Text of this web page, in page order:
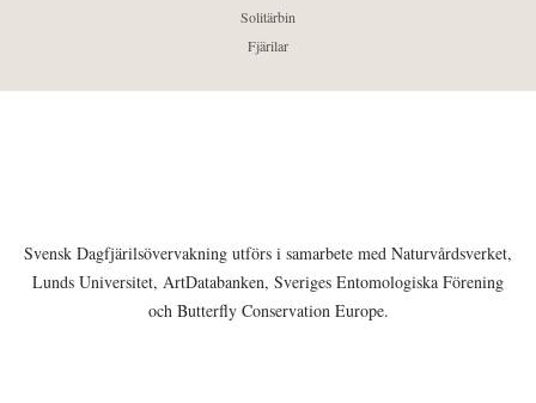
Solitärbin
Fjärilar
Svensk Dagfjärilsövervakning utförs i samarbete med Naturvårdsverket,
Lunds Universitet, ArtDatabanken, Sveriges Entomologiska Förening
och Butterfly Conservation Europe.